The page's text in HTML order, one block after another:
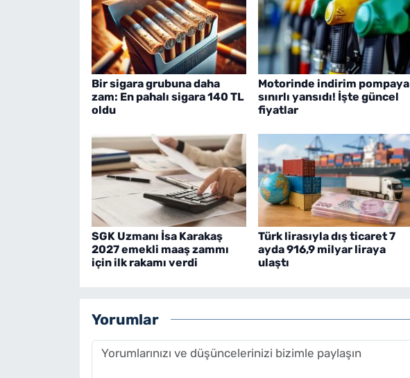
Bir sigara grubuna daha
zam: En pahalı sigara 140 TL
oldu
Motorinde indirim pompaya
sınırlı yansıdı! İşte güncel
fiyatlar
SGK Uzmanı İsa Karakaş
2027 emekli maaş zammı
için ilk rakamı verdi
Türk lirasıyla dış ticaret 7
ayda 916,9 milyar liraya
ulaştı
Yorumlar